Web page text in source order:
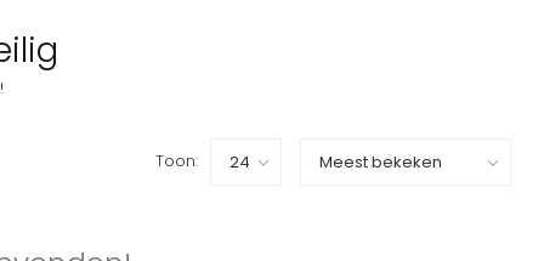
Toon: